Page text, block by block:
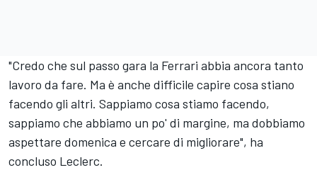
"Credo che sul passo gara la Ferrari abbia ancora tanto
lavoro da fare. Ma è anche difficile capire cosa stiano
facendo gli altri. Sappiamo cosa stiamo facendo,
sappiamo che abbiamo un po' di margine, ma dobbiamo
aspettare domenica e cercare di migliorare", ha
concluso Leclerc.